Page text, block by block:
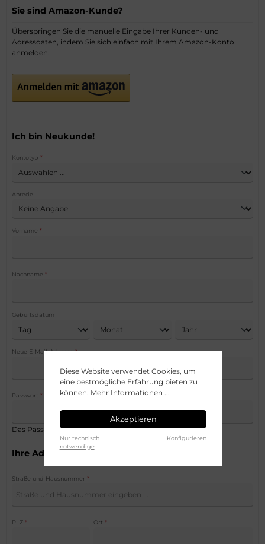
Sie sind Amazon-Kunde?
Überspringen Sie die manuelle Eingabe Ihrer Kunden- und
Adressdaten, indem Sie sich einfach mit Ihrem Amazon-Konto
anmelden.
Ich bin Neukunde!
Persönliche Informationen
Kontotyp *
Anrede
Vorname *
Nachname *
Geburtsdatum
Neue E-Mail-Adresse*
Passwort *
Das Passwort muss mindestens 8 Zeichen lang sein.
Ihre Adresse
Straße und Hausnummer *
PLZ * Ort *
Diese Website verwendet Cookies, um
eine bestmögliche Erfahrung bieten zu
können. Mehr Informationen ...
Akzeptieren
Nur technisch
notwendige
Konfigurieren